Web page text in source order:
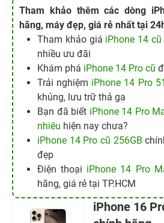
Bạn đã biếtiPhone 14 Pro
nhiêuhiện nay chưa?
iPhone 14 Pro cũ 256GB
đẹp
Điện thoạiiPhone 14 Pro
hãng, giá rẻ tại TP.HCM
iPhone 16
chính hãng
23.490.000 đ
Mua hàng ngay
Code Ninja Legends mới nhất